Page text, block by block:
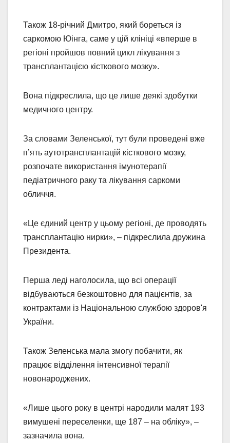
Також 18-річний Дмитро, який бореться із
саркомою Юінга, саме у цій клініці «вперше в
регіоні пройшов повний цикл лікування з
трансплантацією кісткового мозку».
Вона підкреслила, що це лише деякі здобутки
медичного центру.
За словами Зеленської, тут були проведені вже
п’ять аутотрансплантацій кісткового мозку,
розпочате використання імунотерапії
педіатричного раку та лікування саркоми
обличчя.
«Це єдиний центр у цьому регіоні, де проводять
трансплантацію нирки», – підкреслила дружина
Президента.
Перша леді наголосила, що всі операції
відбуваються безкоштовно для пацієнтів, за
контрактами із Національною службою здоров'я
України.
Також Зеленська мала змогу побачити, як
працює відділення інтенсивної терапії
новонароджених.
«Лише цього року в центрі народили малят 193
вимушені переселенки, ще 187 – на обліку», –
зазначила вона.